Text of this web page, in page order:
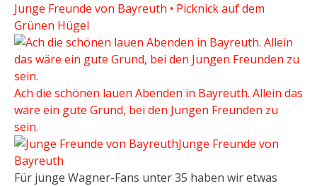
Junge Freunde von Bayreuth • Picknick auf dem
Grünen Hügel
Ach die schönen lauen Abenden in Bayreuth. Allein das
wäre ein gute Grund, bei den Jungen Freunden zu
sein.
Junge Freunde von
Bayreuth
Für junge Wagner-Fans unter 35 haben wir etwas